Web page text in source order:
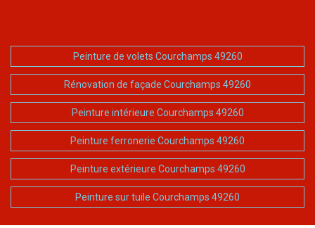
Peinture de volets Courchamps 49260
Rénovation de façade Courchamps 49260
Peinture intérieure Courchamps 49260
Peinture ferronerie Courchamps 49260
Peinture extérieure Courchamps 49260
Peinture sur tuile Courchamps 49260